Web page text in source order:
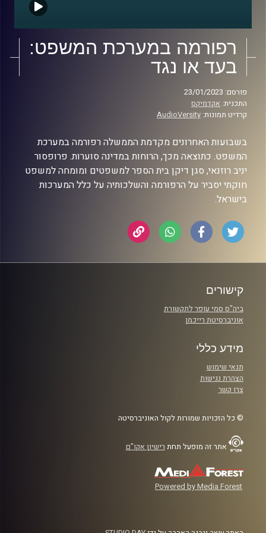
רפורמה במערכת המשפט:
בעד או נגד
פורסם: 23/01/2023
התכנית: אקדמיקס
קרדיט תמונות: AudioVersity
בשבועות האחרונים מקדמת הממשלה רפורמה במערכת
המשפט. כתוצאה מכך, הרוחות במדינה סוערות. פרופסור
יניב רוזנאי, סגן דיקן בית הספר למשפטים ומומחה למשפט
חוקתי יסביר על הרפורמה והשלכותיה על כלל המערכות
בישראל.
קישורים
ביה"ס סמי עופר לתקשורת
אוניברסיטת רייכמן
מידע כללי
תנאי שימוש
הצהרת נגישות
צרו קשר
© כל הזכויות שמורות לקול האוניברסיטה
אתר זה מופעל תחת רישיון אקו"ם
Powered by Media Forest